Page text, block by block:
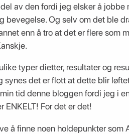
av den fordi jeg elsker å jobbe
bevegelse. Og selv om det ble
enn å tro at det er flere som
typer dietter, resultater og
det er flott at dette blir
tid denne bloggen fordi jeg i
ENKELT! For det er det!
å finne noen holdepunkter som